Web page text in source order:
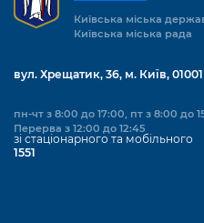
Київська міська
Київська міська рада
вул. Хрещатик, 36, м. Київ, 01001
пн-чт з 8:00 до 17:00, пт з 8:00 до
Перерва з 12:00 до 12:45
зі стаціонарного та мобільного
1551